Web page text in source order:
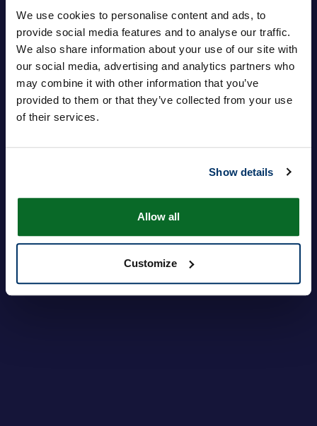
We use cookies to personalise content and ads, to
provide social media features and to analyse our traffic.
We also share information about your use of our site with
our social media, advertising and analytics partners who
may combine it with other information that you’ve
provided to them or that they’ve collected from your use
of their services.
Show details
Allow all
Customize
Adgangskode
Har du glemt din adgangskode?